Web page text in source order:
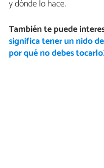
y dónde lo hace.
También te puede
significa tener un nido
por qué no debes